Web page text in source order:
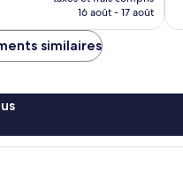
prix
16 août - 17 août
similaires